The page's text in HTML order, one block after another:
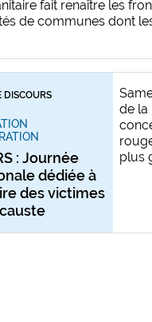
fait renaître les
de communes dont
DISCOURS
: Journée
dédiée à
des victimes
de la
plus